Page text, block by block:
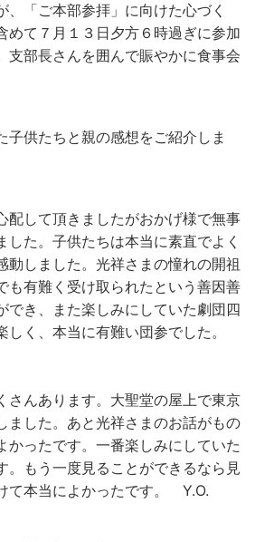
、「ご本部参拝」に向けた心づく
めて７月１３日夕方６時過ぎに参加
支部長さんを囲んで賑やかに食事会
子供たちと親の感想をご紹介しま
配して頂きましたがおかげ様で無事
した。子供たちは本当に素直でよく
動しました。光祥さまの憧れの開祖
も有難く受け取られたという善因善
でき、また楽しみにしていた劇団四
しく、本当に有難い団参でした。
さんあります。大聖堂の屋上で東京
ました。あと光祥さまのお話がもの
かったです。一番楽しみにしていた
。もう一度見ることができるなら見
て本当によかったです。 Y.O.